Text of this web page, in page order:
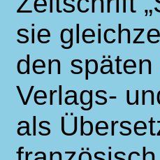
sie
den
Verlags-
als